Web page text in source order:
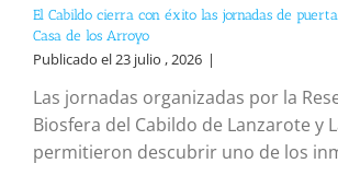
El Cabildo cierra con éxito las jornadas de
Casa de los Arroyo
Publicado el 23 julio , 2026 |
Las jornadas organizadas por la
Biosfera del Cabildo de Lanzarote y
permitieron descubrir uno de los